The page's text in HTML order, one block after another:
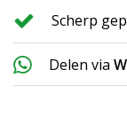
Scherp
Delen via